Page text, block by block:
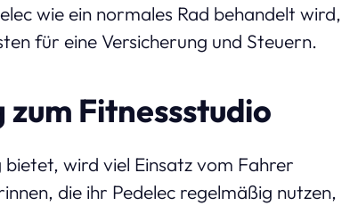
wie ein normales Rad behandelt wird,
für eine Versicherung und Steuern.
Fitnessstudio
wird viel Einsatz vom Fahrer
die ihr Pedelec regelmäßig nutzen,